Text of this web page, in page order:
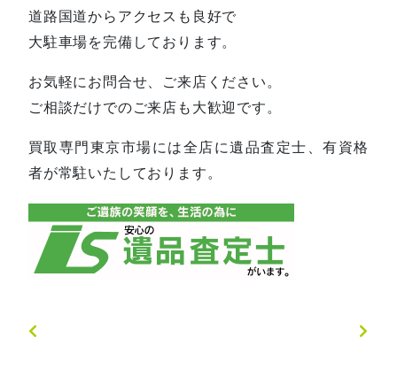
道路国道からアクセスも良好で
大駐車場を完備しております。
お気軽にお問合せ、ご来店ください。
ご相談だけでのご来店も大歓迎です。
買取専門東京市場には全店に遺品査定士、有資格
者が常駐いたしております。